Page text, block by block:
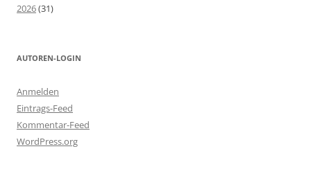
2026(31)
AUTOREN-LOGIN
Anmelden
Eintrags-Feed
Kommentar-Feed
WordPress.org